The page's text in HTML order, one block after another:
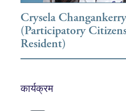
Crysela
(Participatory
Resident)
कार्यक्रम